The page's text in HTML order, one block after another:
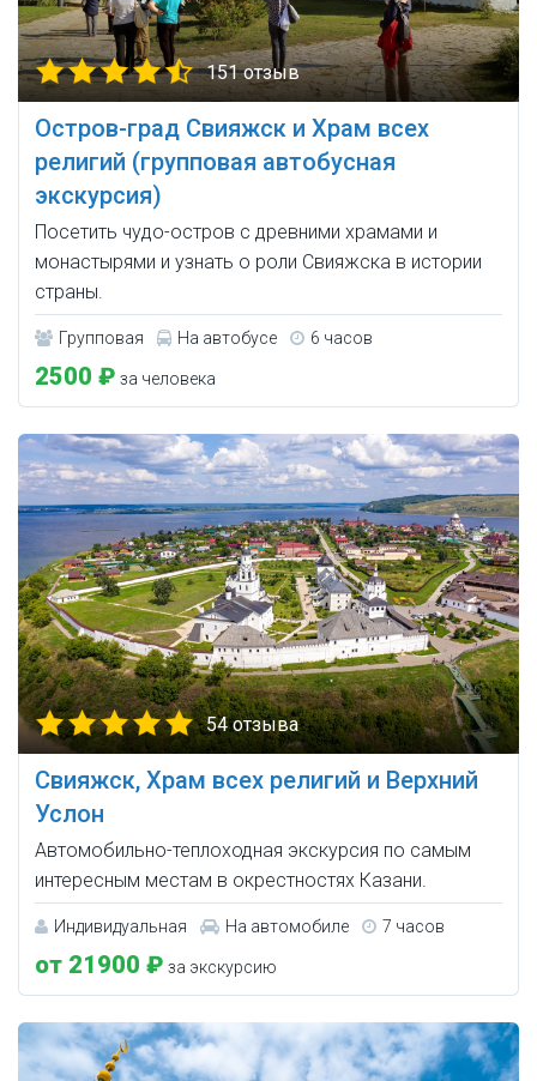
151 отзыв
Остров-град Свияжск и Храм всех
религий (групповая автобусная
экскурсия)
Посетить чудо-остров с древними храмами и
монастырями и узнать о роли Свияжска в истории
страны.
Групповая На автобусе 6 часов
2500 ₽ за человека
54 отзыва
Свияжск, Храм всех религий и Верхний
Услон
Автомобильно-теплоходная экскурсия по самым
интересным местам в окрестностях Казани.
Индивидуальная На автомобиле 7 часов
от 21900 ₽ за экскурсию